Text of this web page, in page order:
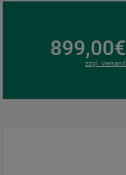
899,00€
zzgl. Versand